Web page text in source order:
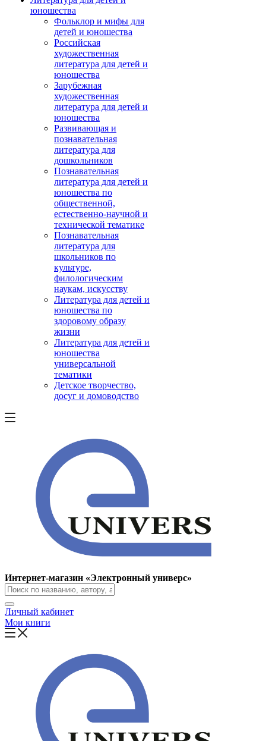
юношества
Фольклор и мифы для
детей и юношества
Российская
художественная
литература для детей и
юношества
Зарубежная
художественная
литература для детей и
юношества
Развивающая и
познавательная
литература для
дошкольников
Познавательная
литература для детей и
юношества по
общественной,
естественно-научной и
технической тематике
Познавательная
литература для
школьников по
культуре,
филологическим
наукам, искусству
Литература для детей и
юношества по
здоровому образу
жизни
Литература для детей и
юношества
универсальной
тематики
Детское творчество,
досуг и домоводство
Интернет-магазин «Электронный универс»
Личный кабинет
Мои книги